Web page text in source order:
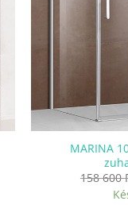
MARINA
158 600